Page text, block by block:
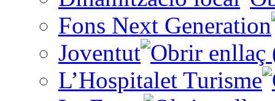
Fons Next Generation
Joventut
L’Hospitalet Turisme